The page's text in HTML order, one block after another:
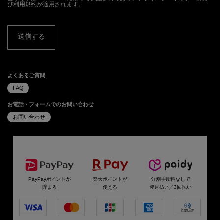
び利用規約が適用されます。
送信する
よくあるご質問
FAQ
お電話・フォームでのお問い合わせ
お問い合わせ
PayPayポイントが
貯まる
楽天ポイントが
使える
分割手数料なしで
翌月払い／3回払い